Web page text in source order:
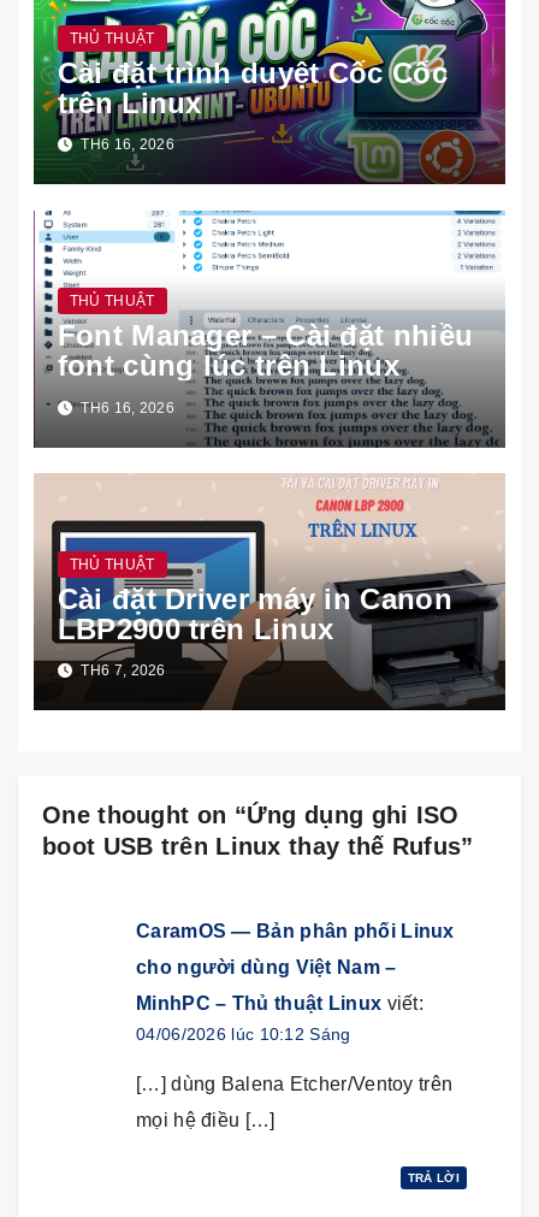
THỦ THUẬT
Cài đặt trình duyệt Cốc Cốc
trên Linux
TH6 16, 2026
THỦ THUẬT
Font Manager – Cài đặt nhiều
font cùng lúc trên Linux
TH6 16, 2026
THỦ THUẬT
Cài đặt Driver máy in Canon
LBP2900 trên Linux
TH6 7, 2026
One thought on “Ứng dụng ghi ISO
boot USB trên Linux thay thế Rufus”
CaramOS — Bản phân phối Linux
cho người dùng Việt Nam –
MinhPC – Thủ thuật Linux viết:
04/06/2026 lúc 10:12 Sáng
[…] dùng Balena Etcher/Ventoy trên
mọi hệ điều […]
TRẢ LỜI